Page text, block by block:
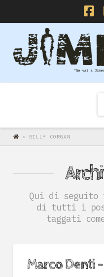
> BILLY CORGAN
Qui di seguito
di tutti i
taggati
Marco Denti